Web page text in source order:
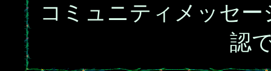
コミュニティメッセ
認